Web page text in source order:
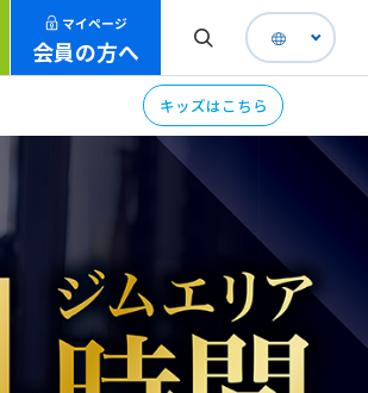
マイページ
会員の方へ
キッズはこちら